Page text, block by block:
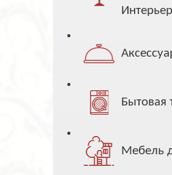
Бытовая
Мебель